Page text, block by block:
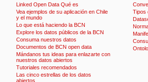
La ontología de transparencia de la Biblioteca
Congreso entrega un modelo de clases y
propiedad ...
Modelo de geografía
La ontología de geografía entrega un modelo de
clases y propiedades en RDFs y OWL que
describe ent ...
Linked Open Data Qué es
Vea ejemplos de su aplicación en Chile
y el mundo
Lo que está haciendo la BCN
Explore los datos públicos de la BCN
Consuma nuestros datos
Documentos de BCN open data
Mándanos tus ideas para enlazarte con
nuestros datos abiertos
Tutoriales recomendados
Las cinco estrellas de los datos
abiertos
Tipos